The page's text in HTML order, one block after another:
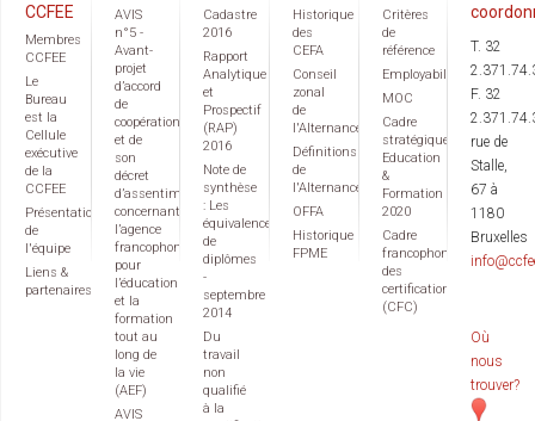
CCFEE
Membres
CCFEE
Le
Bureau
est la
Cellule
exécutive
de la
CCFEE
Présentation
de
l'équipe
Liens &
partenaires
AVIS
n°5 -
Avant-
projet
d’accord
de
coopération
et de
son
décret
d’assentiment
concernant
l’agence
francophone
pour
l’éducation
et la
formation
tout au
long de
la vie
(AEF)
AVIS
Cadastre
2016
Rapport
Analytique
et
Prospectif
(RAP)
2016
Note de
synthèse
: Les
équivalences
de
diplômes
-
septembre
2014
Du
travail
non
qualifié
à la
Historique
des
CEFA
Conseil
zonal
de
l'Alternance
Définitions
de
l'Alternance
OFFA
Historique
FPME
Critères
de
référence
Employabilité
MOC
Cadre
stratégique
Education
&
Formation
2020
Cadre
francophone
des
certifications
(CFC)
T. 32
F. 32
rue de
Stalle,
67 à
1180
Bruxelles
Où
nous
trouver?